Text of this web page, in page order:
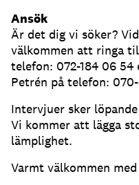
Ansök
Är det dig vi söker?
välkommen att ringa
telefon: 072-184 06
Petrén på telefon: 070-
Intervjuer sker
Vi kommer att lägga
lämplighet.
Varmt välkommen